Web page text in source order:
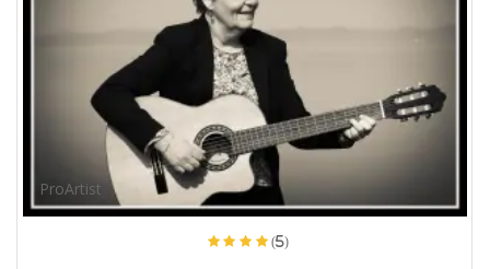
ProArtist
(5)